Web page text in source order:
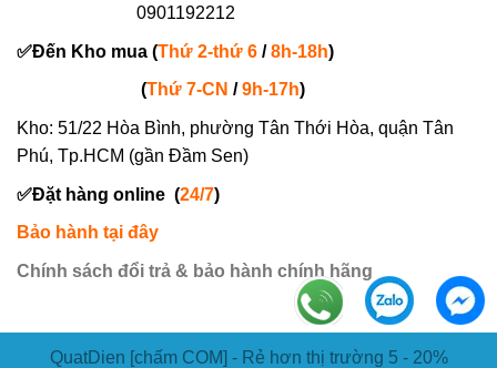
0901192212
✅Đến Kho mua (Thứ 2-thứ 6 /8h-18h)
(Thứ 7-CN /9h-17h)
Kho: 51/22 Hòa Bình, phường Tân Thới Hòa, quận Tân
Phú, Tp.HCM (gần Đầm Sen)
✅Đặt hàng online (24/7)
Bảo hành tại đây
Chính sách đổi trả & bảo hành chính hãng
QuatDien [chấm COM] - Rẻ hơn thị trường 5 - 20%